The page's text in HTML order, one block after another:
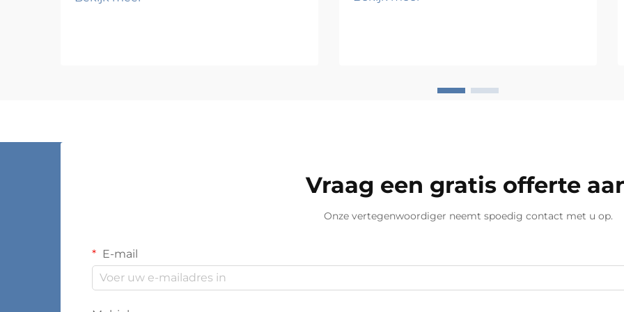
compacte thuiskantoorruimte, een
beslissingen bij elk opberg- of
materiaal dat u kiest bepaalt de
Vraag een gratis offerte
Onze vertegenwoordiger neemt spoedig contact met u op.
E-mail